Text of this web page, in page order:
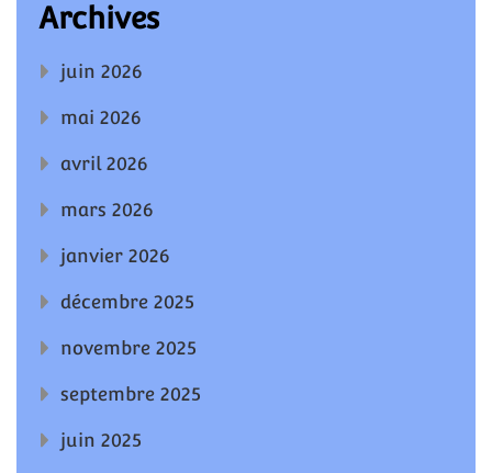
Archives
juin 2026
mai 2026
avril 2026
mars 2026
janvier 2026
décembre 2025
novembre 2025
septembre 2025
juin 2025